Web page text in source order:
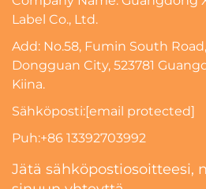
Label Co., Ltd.
Add: No.58, Fumin South
Dongguan City, 523781
Kiina.
Sähköposti:[email protected]
Puh:+86 13392703992
Jätä sähköpostiosoitteesi,